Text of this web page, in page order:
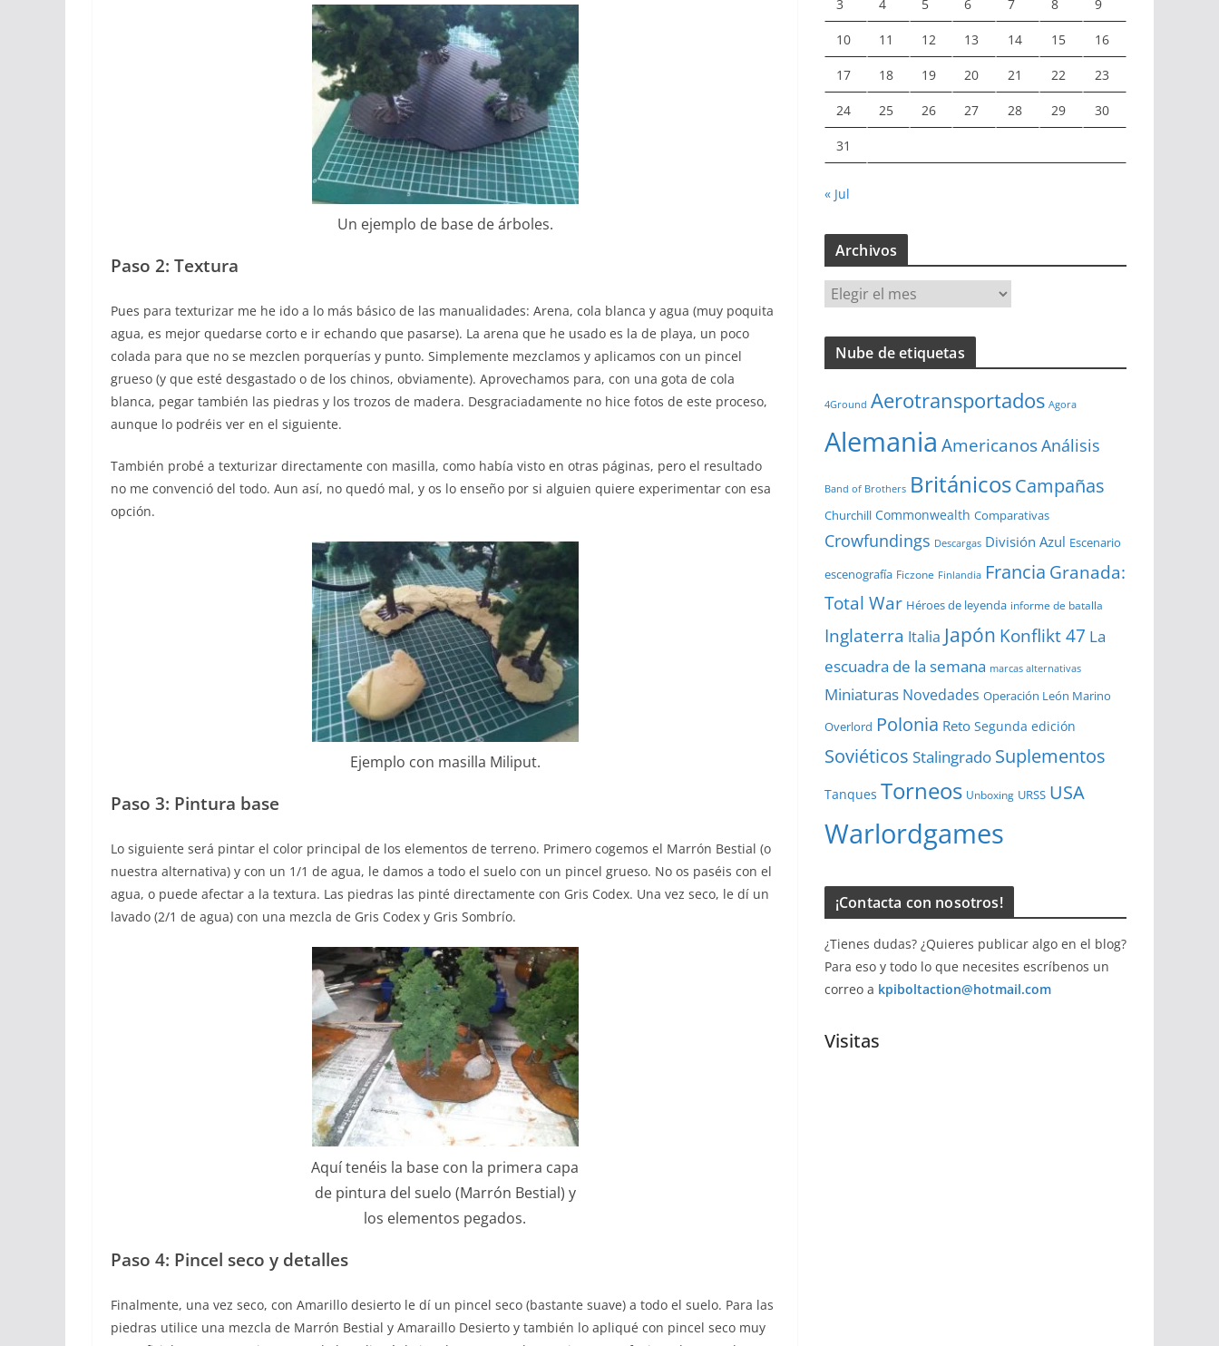
Un ejemplo de base de árboles.
Paso 2: Textura
Pues para texturizar me he ido a lo más básico de las manualidades: Arena, cola blanca y agua (muy poquita
agua, es mejor quedarse corto e ir echando que pasarse). La arena que he usado es la de playa, un poco
colada para que no se mezclen porquerías y punto. Simplemente mezclamos y aplicamos con un pincel
grueso (y que esté desgastado o de los chinos, obviamente). Aprovechamos para, con una gota de cola
blanca, pegar también las piedras y los trozos de madera. Desgraciadamente no hice fotos de este proceso,
aunque lo podréis ver en el siguiente.
También probé a texturizar directamente con masilla, como había visto en otras páginas, pero el resultado
no me convenció del todo. Aun así, no quedó mal, y os lo enseño por si alguien quiere experimentar con esa
opción.
Ejemplo con masilla Miliput.
Paso 3: Pintura base
Lo siguiente será pintar el color principal de los elementos de terreno. Primero cogemos el Marrón Bestial (o
nuestra alternativa) y con un 1/1 de agua, le damos a todo el suelo con un pincel grueso. No os paséis con el
agua, o puede afectar a la textura. Las piedras las pinté directamente con Gris Codex. Una vez seco, le dí un
lavado (2/1 de agua) con una mezcla de Gris Codex y Gris Sombrío.
Aquí tenéis la base con la primera capa
de pintura del suelo (Marrón Bestial) y
los elementos pegados.
Paso 4: Pincel seco y detalles
Finalmente, una vez seco, con Amarillo desierto le dí un pincel seco (bastante suave) a todo el suelo. Para las
piedras utilice una mezcla de Marrón Bestial y Amaraillo Desierto y también lo apliqué con pincel seco muy
3 4 5 6 7 8 9
10 11 12 13 14 15 16
17 18 19 20 21 22 23
24 25 26 27 28 29 30
31
« Jul
Archivos
c
v
s
Nube de etiquetas
4Ground Aerotransportados Agora
Alemania AmericanosAnálisis
Band of Brothers BritánicosCampañas
Churchill Commonwealth Comparativas
Crowfundings Descargas División Azul Escenario
escenografía Ficzone Finlandia Francia Granada:
Total War Héroes de leyenda informe de batalla
Inglaterra Italia Japón Konflikt 47 La
escuadra de la semana marcas alternativas
Miniaturas Novedades Operación León Marino
Overlord Polonia Reto Segunda edición
Soviéticos Stalingrado Suplementos
Tanques Torneos Unboxing URSS USA
Warlordgames
¡Contacta con nosotros!
¿Tienes dudas? ¿Quieres publicar algo en el blog?
Para eso y todo lo que necesites escríbenos un
correo a kpiboltaction@hotmail.com
Visitas